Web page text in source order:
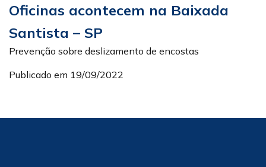
Oficinas acontecem na Baixada
Santista – SP
Prevenção sobre deslizamento de encostas
Publicado em 19/09/2022